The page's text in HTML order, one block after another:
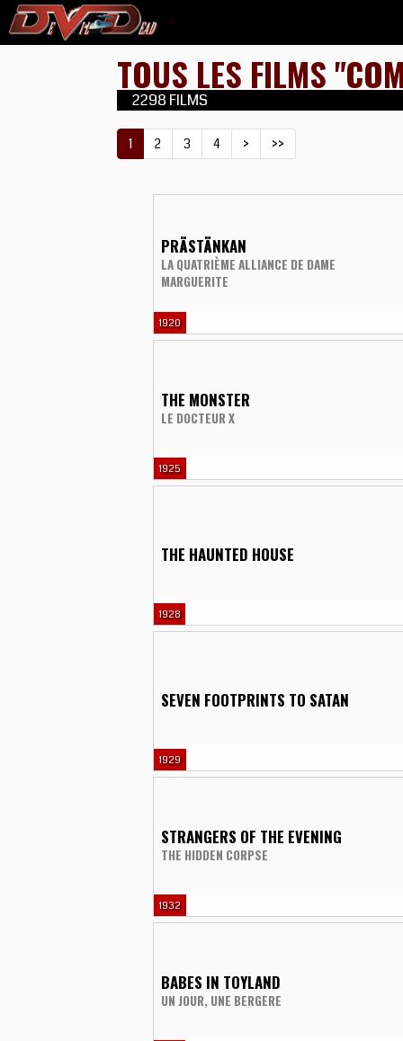
TOUS LES FILMS
2298 FILMS
1 2 3 4 > >>
PRÄSTÄNKAN
LA QUATRIÈME ALLIANCE DE DAME
MARGUERITE
1920
THE MONSTER
LE DOCTEUR X
1925
THE HAUNTED HOUSE
1928
SEVEN FOOTPRINTS TO SATAN
1929
STRANGERS OF THE EVENING
THE HIDDEN CORPSE
1932
BABES IN TOYLAND
UN JOUR, UNE BERGERE